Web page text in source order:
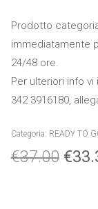
Prodotto categoria
immediatamente
24/48 ore.
Per ulteriori info
342 3916180,
Categoria: READY TO
€37.00 €